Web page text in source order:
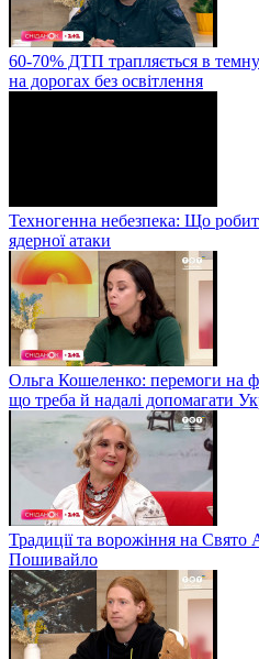
60-70% ДТП трапляється в
на дорогах без освітлення
Техногенна небезпека: Що
ядерної атаки
Ольга Кошеленко: перемоги на
що треба й надалі допомагати
Традиції та ворожіння на Свято
Пошивайло